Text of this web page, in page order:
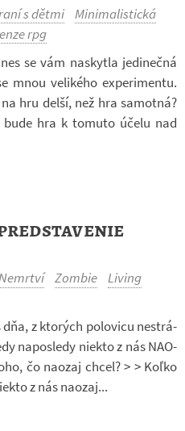
s dětmi Minimalistická
rpg
se vám na­skytla je­di­nečná
mnou ve­li­kého ex­pe­ri­mentu.
hru delší, než hra sa­motná?
hra k to­muto účelu nad
Zombie Living
z kto­rých po­lo­vicu ne­strá­
na­po­sledy niekto z nás NA­O­
čo na­o­zaj chcel? > > Koľko
z nás na­o­zaj...